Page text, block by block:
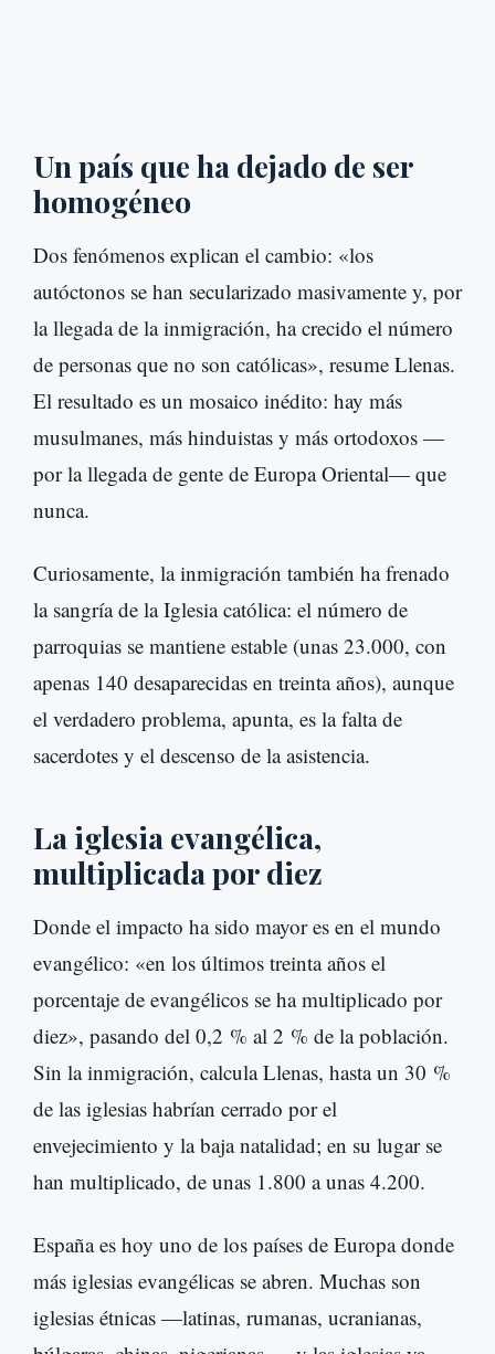
Un país que ha dejado de ser
homogéneo
Dos fenómenos explican el cambio: «los
autóctonos se han secularizado masivamente y, por
la llegada de la inmigración, ha crecido el número
de personas que no son católicas», resume Llenas.
El resultado es un mosaico inédito: hay más
musulmanes, más hinduistas y más ortodoxos —
por la llegada de gente de Europa Oriental— que
nunca.
Curiosamente, la inmigración también ha frenado
la sangría de la Iglesia católica: el número de
parroquias se mantiene estable (unas 23.000, con
apenas 140 desaparecidas en treinta años), aunque
el verdadero problema, apunta, es la falta de
sacerdotes y el descenso de la asistencia.
La iglesia evangélica,
multiplicada por diez
Donde el impacto ha sido mayor es en el mundo
evangélico: «en los últimos treinta años el
porcentaje de evangélicos se ha multiplicado por
diez», pasando del 0,2 % al 2 % de la población.
Sin la inmigración, calcula Llenas, hasta un 30 %
de las iglesias habrían cerrado por el
envejecimiento y la baja natalidad; en su lugar se
han multiplicado, de unas 1.800 a unas 4.200.
España es hoy uno de los países de Europa donde
más iglesias evangélicas se abren. Muchas son
iglesias étnicas —latinas, rumanas, ucranianas,